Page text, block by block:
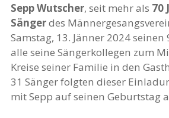
Sepp Wutscher, seit mehr als 70
Sängerdes
Samstag, 13. Jänner 2024
alle seine Sängerkollegen zum
Kreise seiner Familie in den
31 Sänger folgten dieser
mit Sepp auf seinen Geburtstag